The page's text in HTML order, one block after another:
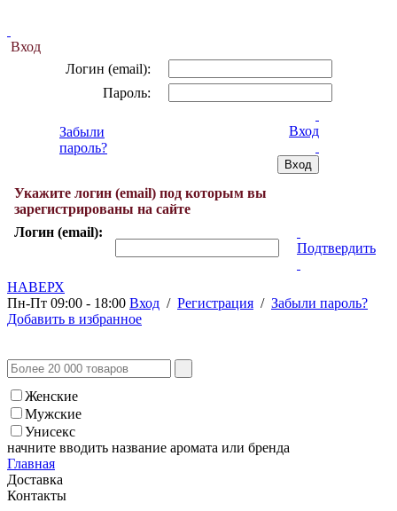
Вход
Логин (email):
Пароль:
Забыли
пароль?
Вход
Укажите логин (email) под которым вы
зарегистрированы на сайте
Логин (email):
Подтвердить
НАВЕРХ
Пн-Пт 09:00 - 18:00 Вход / Регистрация / Забыли пароль?
Добавить в избранное
Женские
Мужские
Унисекс
начните вводить название аромата или бренда
Главная
Доставка
Контакты